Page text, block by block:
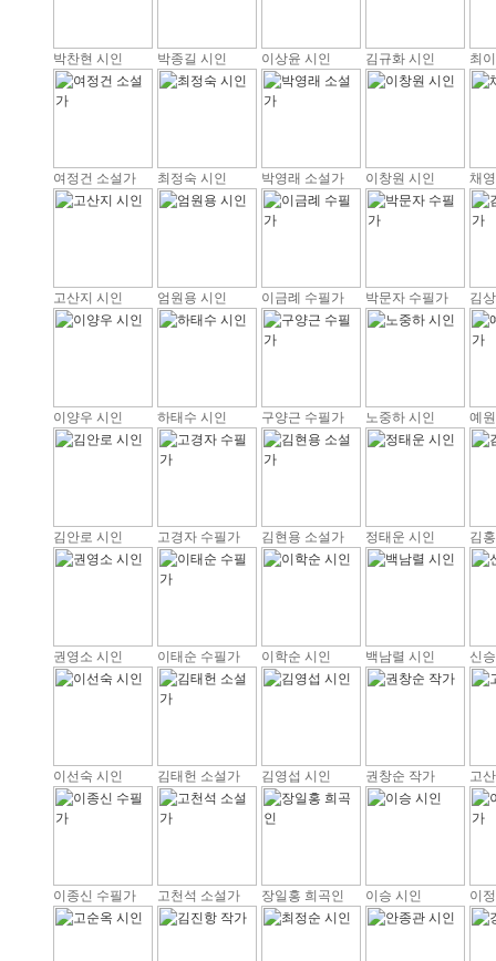
박찬현 시인 박종길 시인 이상윤 시인 김규화 시인 최
여정건 소설가 최정숙 시인 박영래 소설가 이창원 시인 채
고산지 시인 엄원용 시인 이금례 수필가 박문자 수필가 김
이양우 시인 하태수 시인 구양근 수필가 노중하 시인 예
김안로 시인 고경자 수필가 김현용 소설가 정태운 시인 김
권영소 시인 이태순 수필가 이학순 시인 백남렬 시인 신
이선숙 시인 김태헌 소설가 김영섭 시인 권창순 작가 고
이종신 수필가 고천석 소설가 장일홍 희곡인 이승 시인 이